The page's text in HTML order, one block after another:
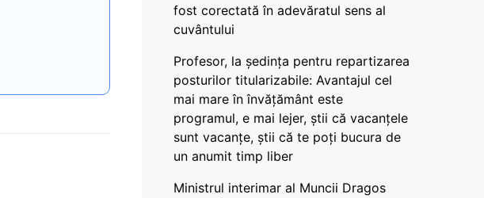
fost corectată în adevăratul sens al
cuvântului
Profesor, la ședința pentru repartizarea
posturilor titularizabile: Avantajul cel
mai mare în învățământ este
programul, e mai lejer, știi că vacanțele
sunt vacanţe, știi că te poți bucura de
un anumit timp liber
Ministrul interimar al Muncii Dragos